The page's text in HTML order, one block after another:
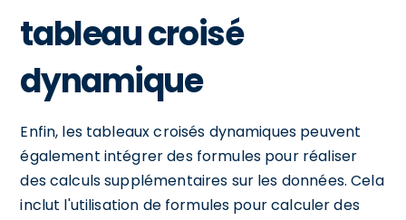
tableau croisé
dynamique
Enfin, les tableaux croisés dynamiques peuvent
également intégrer des formules pour réaliser
des calculs supplémentaires sur les données. Cela
inclut l'utilisation de formules pour calculer des